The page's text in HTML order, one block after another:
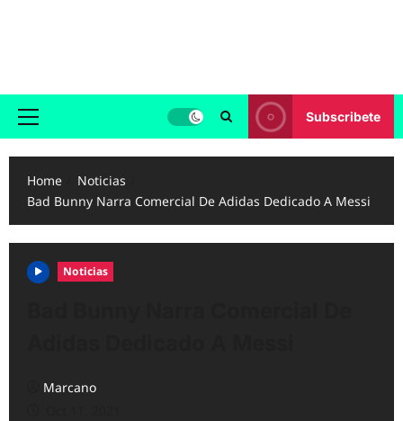
Primary
Subscribete
Home
Noticias
Bad Bunny Narra Comercial De Adidas Dedicado A Messi
Noticias
Marcano